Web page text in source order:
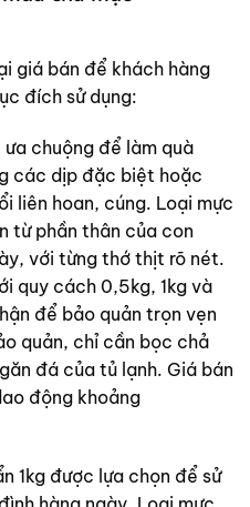
giá bán để khách hàng
đích sử dụng:
ưa chuộng để làm quà
các dịp đặc biệt hoặc
liên hoan, cúng. Loại mực
từ phần thân của con
với từng thớ thịt rõ nét.
quy cách 0,5kg, 1kg và
để bảo quản trọn vẹn
quản, chỉ cần bọc chả
đá của tủ lạnh. Giá bán
động khoảng
1kg được lựa chọn để sử